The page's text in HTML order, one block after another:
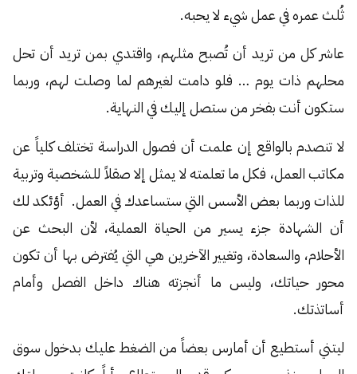
ثُلث عمره في عمل شيء لا يحبه.
عاشر كل من تريد أن تُصبح مثلهم، واقتدي بمن تريد أن تحل
محلهم ذات يوم … فلو دامت لغيرهم لما وصلت لهم، وربما
ستكون أنت بفخر من ستصل إليك في النهاية.
لا تنصدم بالواقع إن علمت أن فصول الدراسة تختلف كلياً عن
مكاتب العمل، فكل ما تعلمته لا يمثل إلا صقلاً للشخصية وتربية
للذات وربما بعض الأسس التي ستساعدك في العمل. أؤئكد لك
أن الشهادة جزء يسير من الحياة العملية، لأن البحث عن
الأحلام، والسعادة، وتغيير الآخرين هي التي يُفترض بها أن تكون
محور حياتك، وليس ما أنجزته هناك داخل الفصل وأمام
أساتذتك.
ليتني أستطيع أن أمارس بعضاً من الضغط عليك بدخول سوق